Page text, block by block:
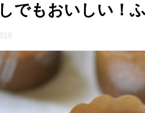
でもおいしい！